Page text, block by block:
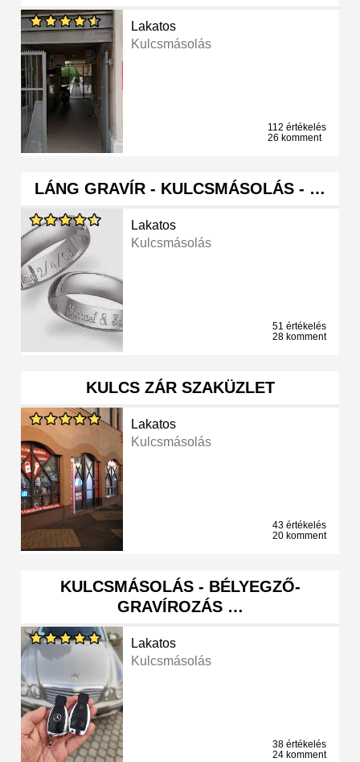
Lakatos
Kulcsmásolás
112 értékelés
26 komment
LÁNG GRAVÍR - KULCSMÁSOLÁS - …
Lakatos
Kulcsmásolás
51 értékelés
28 komment
KULCS ZÁR SZAKÜZLET
Lakatos
Kulcsmásolás
43 értékelés
20 komment
KULCSMÁSOLÁS - BÉLYEGZŐ-
GRAVÍROZÁS …
Lakatos
Kulcsmásolás
38 értékelés
24 komment